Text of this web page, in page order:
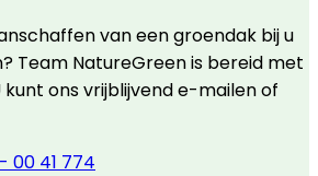
van een groendak bij u
Team NatureGreen is bereid met
kunt ons vrijblijvend e-mailen of
00 41 774